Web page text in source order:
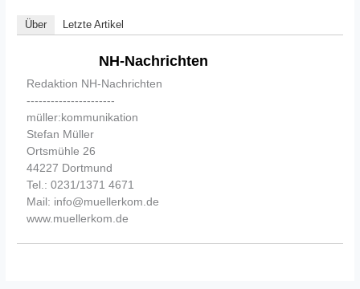
Über Letzte Artikel
NH-Nachrichten
Redaktion NH-Nachrichten
----------------------
müller:kommunikation
Stefan Müller
Ortsmühle 26
44227 Dortmund
Tel.: 0231/1371 4671
Mail: info@muellerkom.de
www.muellerkom.de